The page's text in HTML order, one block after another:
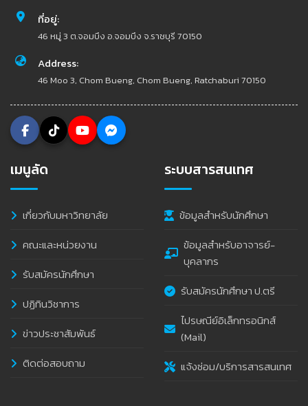
ที่อยู่:
46 หมู่ 3 ต.จอมบึง อ.จอมบึง จ.ราชบุรี 70150
Address:
46 Moo 3, Chom Bueng, Chom Bueng, Ratchaburi 70150
เมนูลัด
เกี่ยวกับมหาวิทยาลัย
คณะและหน่วยงาน
รับสมัครนักศึกษา
ปฏิทินวิชาการ
ข่าวประชาสัมพันธ์
ติดต่อสอบถาม
ระบบสารสนเทศ
ข้อมูลสำหรับนักศึกษา
ข้อมูลสำหรับอาจารย์-
บุคลากร
รับสมัครนักศึกษา ป.ตรี
ไปรษณีย์อิเล็กทรอนิกส์
(Mail)
แจ้งซ่อม/บริการสารสนเทศ